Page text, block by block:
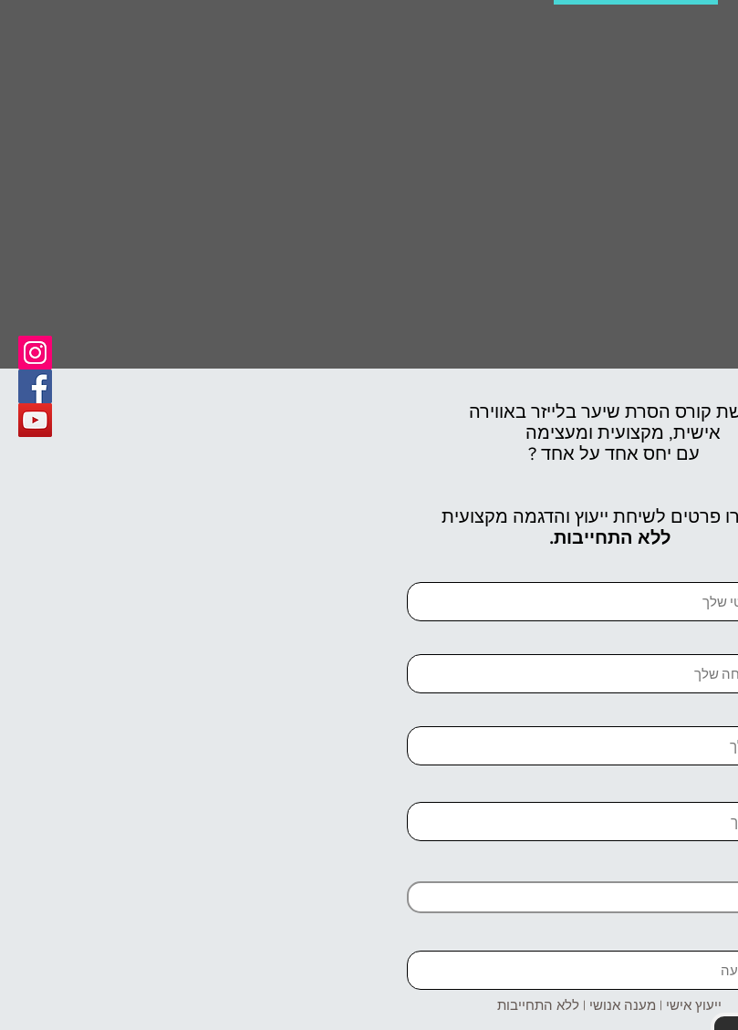
קורס הסרת שיער בלייזר באווירה
אישית, מקצועית ומעצימה
עם יחס אחד על אחד ?
פרטים לשיחת ייעוץ והדגמה מקצועית
ללא התחייבות.
ייעוץ אישי | מענה אנושי | ללא התחייבות